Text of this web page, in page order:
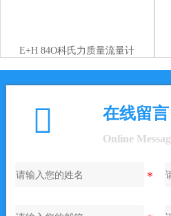
E+H 84O科氏力质量流量计
 在线留言
Online